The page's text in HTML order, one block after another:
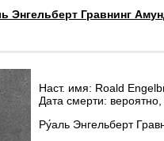
Энгельберт Гравнинг
Наст. имя: Roald
Дата смерти:
Ру́аль Энгельберт